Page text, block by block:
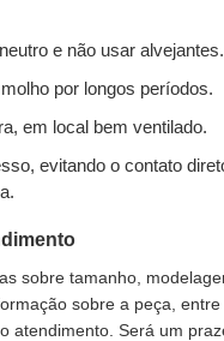
e não usar alvejantes.
por longos períodos.
em local bem ventilado.
evitando o contato
sobre tamanho,
sobre a peça, entre
atendimento. Será um